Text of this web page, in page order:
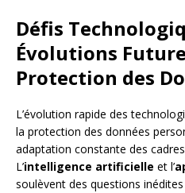
Défis
Évolutions
Protection des
L’évolution rapide des
la protection des données
adaptation constante des
L’intelligence artificielle et l’
soulèvent des questions